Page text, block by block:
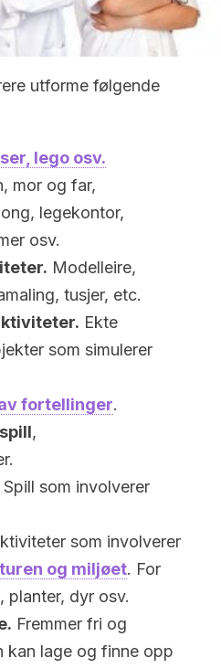
utforme følgende
lego osv.
mor og far,
legekontor,
osv.
Modelleire,
tusjer, etc.
Ekte
som simulerer
fortellinger.
,
Spill som involverer
som involverer
og miljøet. For
planter, dyr osv.
Fremmer fri og
kan lage og finne opp